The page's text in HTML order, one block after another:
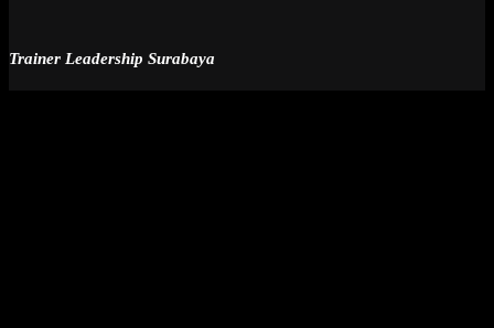
Trainer Leadership Surabaya